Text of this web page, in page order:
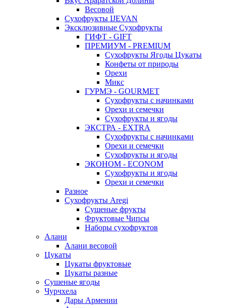
Весовой
Сухофрукты IJEVAN
Эксклюзивные Сухофрукты
ГИФТ - GIFT
ПРЕМИУМ - PREMIUM
Сухофрукты Ягоды Цукаты
Конфеты от природы
Орехи
Микс
ГУРМЭ - GOURMET
Сухофрукты с начинками
Орехи и семечки
Сухофрукты и ягоды
ЭКСТРА - EXTRA
Сухофрукты с начинками
Орехи и семечки
Сухофрукты и ягоды
ЭКОНОМ - ECONOM
Сухофрукты и ягоды
Орехи и семечки
Разное
Сухофрукты Aregi
Сушеные фрукты
Фруктовые Чипсы
Наборы сухофруктов
Алани
Алани весовой
Цукаты
Цукаты фруктовые
Цукаты разные
Сушеные ягоды
Чурчхела
Дары Армении